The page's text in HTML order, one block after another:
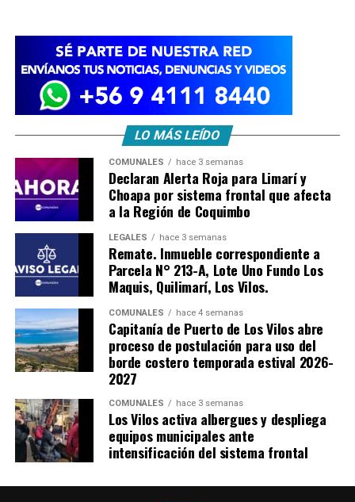
LO MÁS LEÍDO
COMUNALES hace 3 semanas
Declaran Alerta Roja para Limarí y
Choapa por sistema frontal que afecta
a la Región de Coquimbo
LEGALES hace 3 semanas
Remate. Inmueble correspondiente a
Parcela N° 213-A, Lote Uno Fundo Los
Maquis, Quilimarí, Los Vilos.
COMUNALES hace 4 semanas
Capitanía de Puerto de Los Vilos abre
proceso de postulación para uso del
borde costero temporada estival 2026-
2027
COMUNALES hace 3 semanas
Los Vilos activa albergues y despliega
equipos municipales ante
intensificación del sistema frontal